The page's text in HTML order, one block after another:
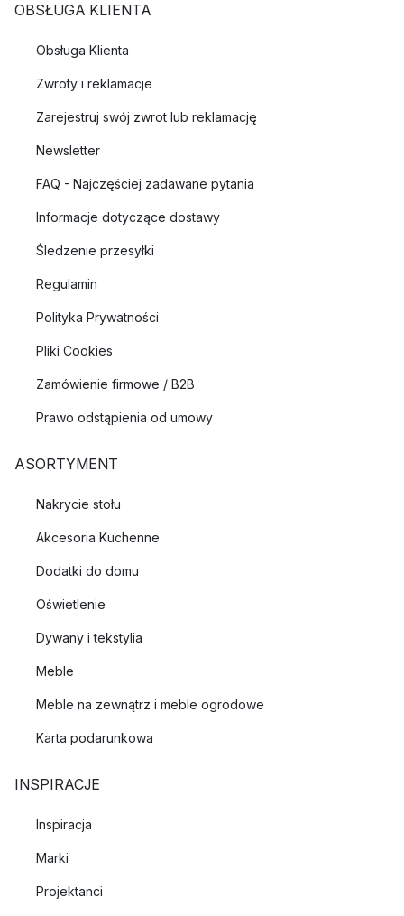
OBSŁUGA KLIENTA
Obsługa Klienta
Zwroty i reklamacje
Zarejestruj swój zwrot lub reklamację
Newsletter
FAQ - Najczęściej zadawane pytania
Informacje dotyczące dostawy
Śledzenie przesyłki
Regulamin
Polityka Prywatności
Pliki Cookies
Zamówienie firmowe / B2B
Prawo odstąpienia od umowy
ASORTYMENT
Nakrycie stołu
Akcesoria Kuchenne
Dodatki do domu
Oświetlenie
Dywany i tekstylia
Meble
Meble na zewnątrz i meble ogrodowe
Karta podarunkowa
INSPIRACJE
Inspiracja
Marki
Projektanci